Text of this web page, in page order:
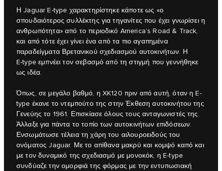
Η Jaguar E‑type χαρακτηρίστηκε κάποτε ως «ο
σπουδαιότερος συλλέκτης για τηγανίτες που έχει γνωρίσει η
ανθρωπότητα» από το περιοδικό America’s Road & Track,
και από τότε έχει γίνει ένα από τα πιο αγαπημένα
παραδείγματα Βρετανικού σχεδιασμού αυτοκινήτων. Η
E‑type εμπνέει τον σεβασμό από τη στιγμή που γεννήθηκε
ως ιδέα.
Όπως, σε μεγάλο βαθμό, η XK120 πριν από αυτή, όταν η E-
type έκανε το ντεμπούτο της στην Έκθεση αυτοκινήτου της
Γενεύης το 1961. Επισκίασε όλους τους ανταγωνιστές της.
Άλλαξε για πάντα το τοπίο των αυτοκινήτων επιδόσεων.
Ενσωμάτωσε τέλεια τη χάρη του αιλουροειδούς του
ονόματος Jaguar. Με το απίθανα μακρύ και κομψό καπό και
με τον δυναμικό της σχεδιασμό με μονοκόκ, η E‑type
συνδύαζε την ομορφιά της φόρμας με την εντυπωσιακή